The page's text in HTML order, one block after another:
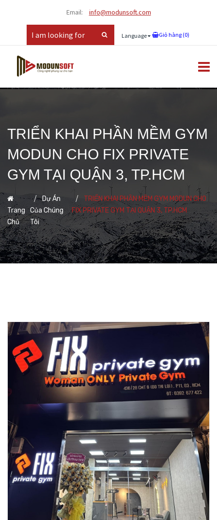
Email: info@modunsoft.com
Language Giỏ hàng (0)
TRIỂN KHAI PHẦN MỀM GYM
MODUN CHO FIX PRIVATE
GYM TẠI QUẬN 3, TP.HCM
Trang
Chủ
Dự Án
Của Chúng
Tôi
TRIỂN KHAI PHẦN MỀM GYM MODUN CHO
FIX PRIVATE GYM TẠI QUẬN 3, TP.HCM